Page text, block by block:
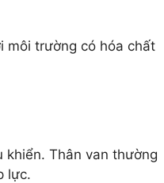
môi trường có hóa chất
khiển. Thân van thường
lực.